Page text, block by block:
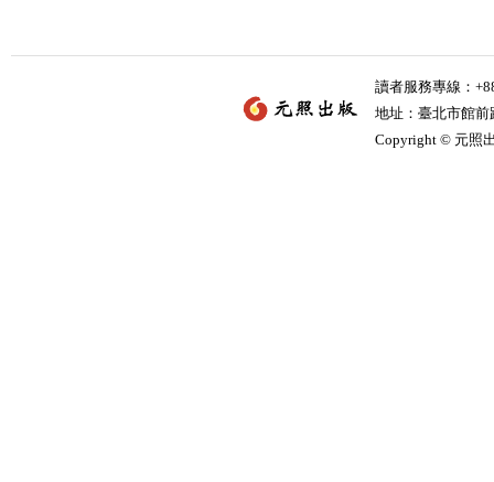
讀者服務專線：
地址：臺北市館
Copyright © 元照